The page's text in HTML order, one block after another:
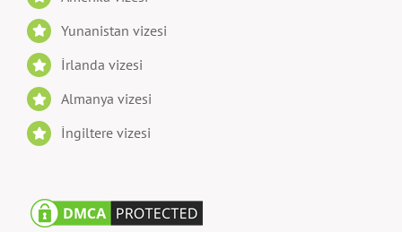
Yunanistan vizesi
İrlanda vizesi
Almanya vizesi
İngiltere vizesi